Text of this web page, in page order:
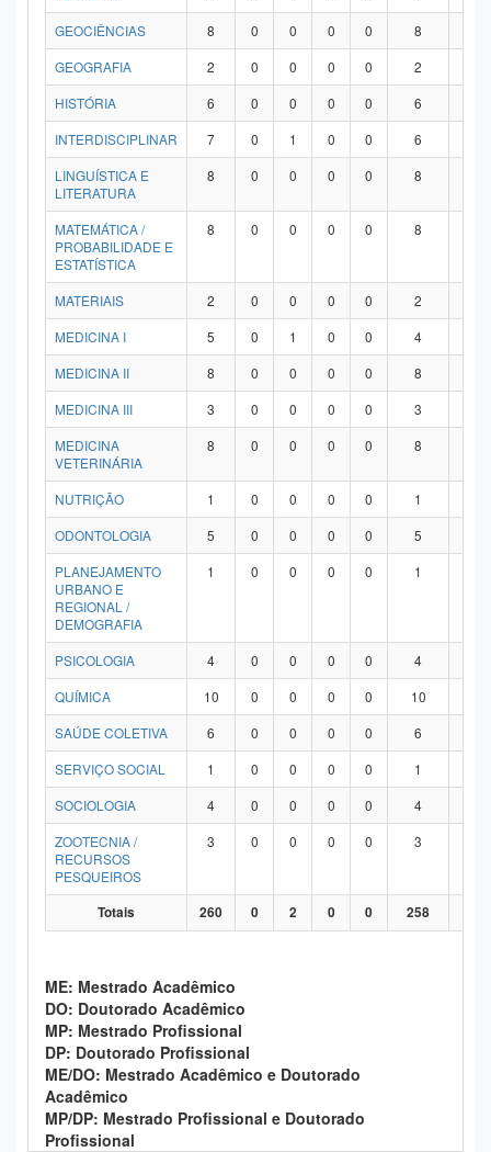
GEOCIÊNCIAS
8 0 0 0 0 8
GEOGRAFIA
2 0 0 0 0 2
HISTÓRIA
6 0 0 0 0 6
INTERDISCIPLINAR
7 0 1 0 0 6
LINGUÍSTICA E
LITERATURA
8 0 0 0 0 8
MATEMÁTICA /
PROBABILIDADE E
ESTATÍSTICA
8 0 0 0 0 8
MATERIAIS 2 0 0 0 0 2
MEDICINA I
5 0 1 0 0 4
MEDICINA II
8 0 0 0 0 8
MEDICINA III
3 0 0 0 0 3
MEDICINA
VETERINÁRIA
8 0 0 0 0 8
NUTRIÇÃO 1 0 0 0 0 1
ODONTOLOGIA
5 0 0 0 0 5
PLANEJAMENTO
URBANO E
REGIONAL /
DEMOGRAFIA
1 0 0 0 0 1
PSICOLOGIA 4 0 0 0 0 4
QUÍMICA
10 0 0 0 0 10
SAÚDE COLETIVA
6 0 0 0 0 6
SERVIÇO SOCIAL
1 0 0 0 0 1
SOCIOLOGIA
4 0 0 0 0 4
ZOOTECNIA /
RECURSOS
PESQUEIROS
3 0 0 0 0 3
Totais 260 0 2 0 0 258
ME: Mestrado Acadêmico
DO: Doutorado Acadêmico
MP: Mestrado Profissional
DP: Doutorado Profissional
ME/DO: Mestrado Acadêmico e Doutorado
Acadêmico
MP/DP: Mestrado Profissional e Doutorado
Profissional